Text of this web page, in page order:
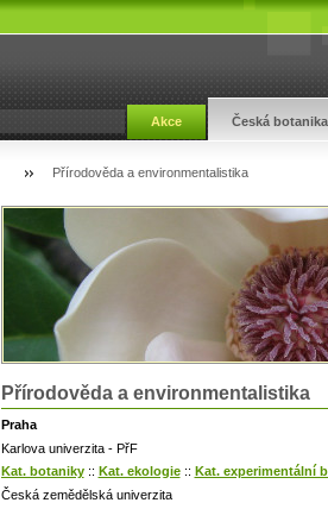
Akce Česká botanika
Přírodověda a environmentalis­tika
Přírodověda a environmentalis­tika
Praha
Karlova univerzita - PřF
Kat. botaniky:: Kat. ekologie:: Kat. experimentální
Česká zemědělská univerzita